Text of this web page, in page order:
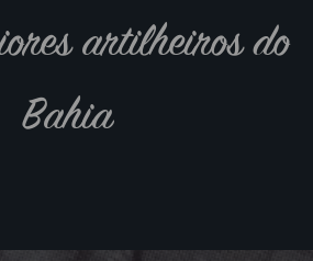
artilheiros do
Bahia